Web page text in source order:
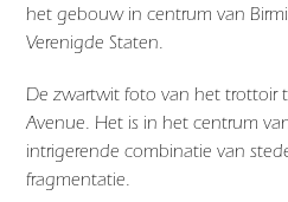
het gebouw in centrum van
Verenigde Staten.
De zwartwit foto van het trottoir
Avenue. Het is in het centrum
intrigerende combinatie van
fragmentatie.